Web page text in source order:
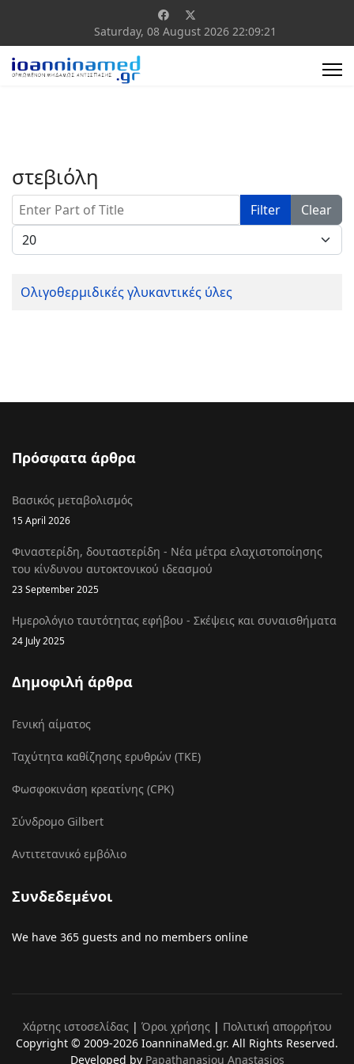
Saturday, 08 August 2026 22:09:21
στεβιόλη
Enter Part of Title Filter
Clear
Display #
Ολιγοθερμιδικές γλυκαντικές ύλες
Πρόσφατα άρθρα
Βασικός μεταβολισμός
15 April 2026
Φιναστερίδη, δουταστερίδη - Νέα μέτρα ελαχιστοποίησης
του κίνδυνου αυτοκτονικού ιδεασμού
23 September 2025
Ημερολόγιο ταυτότητας εφήβου - Σκέψεις και συναισθήματα
24 July 2025
Δημοφιλή άρθρα
Γενική αίματος
Ταχύτητα καθίζησης ερυθρών (ΤΚΕ)
Φωσφοκινάση κρεατίνης (CPK)
Σύνδρομο Gilbert
Αντιτετανικό εμβόλιο
Συνδεδεμένοι
We have 365 guests and no members online
Χάρτης ιστοσελίδας| Όροι χρήσης| Πολιτική απορρήτου
Copyright © 2009-2026 IoanninaMed.gr. All Rights Reserved.
Developed by Papathanasiou Anastasios